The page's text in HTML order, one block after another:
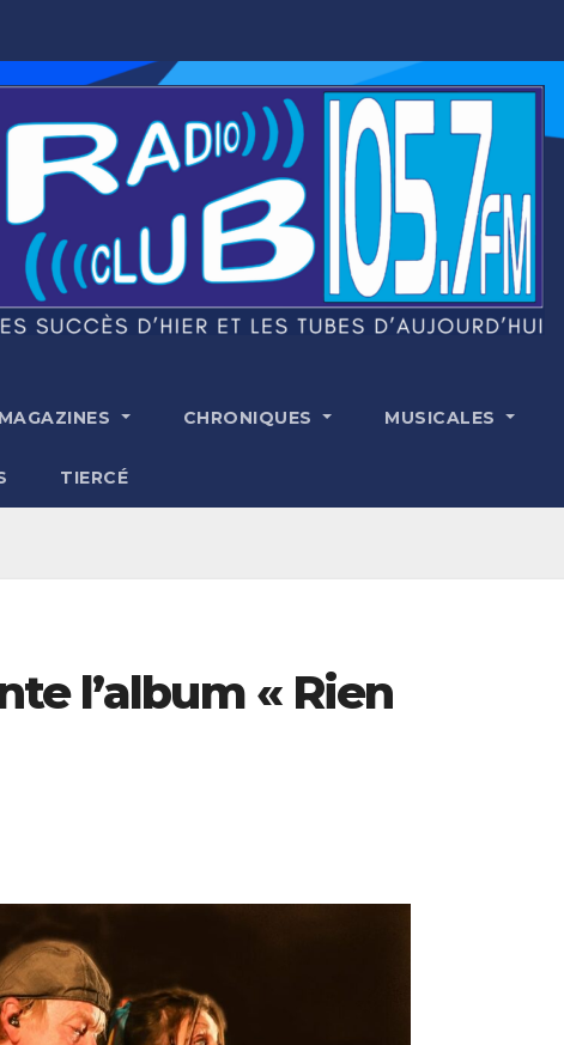
MAGAZINES CHRONIQUES MUSICALES
TIERCÉ
l’album « Rien